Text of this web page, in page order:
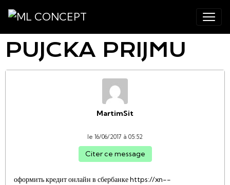
PUJCKA PRIJMU
MartimSit
le 16/06/2017 à 05:52
Citer ce message
оформить кредит онлайн в сбербанке https://xn--